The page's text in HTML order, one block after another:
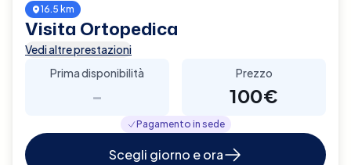
16.5 km
Visita Ortopedica
Vedi altre prestazioni
Prima disponibilità
-
Prezzo
100€
Pagamento in sede
Scegli giorno e ora